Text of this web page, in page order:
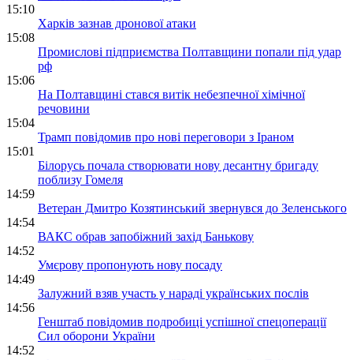
15:10
Харків зазнав дронової атаки
15:08
Промислові підприємства Полтавщини попали під удар
рф
15:06
На Полтавщині стався витік небезпечної хімічної
речовини
15:04
Трамп повідомив про нові переговори з Іраном
15:01
Білорусь почала створювати нову десантну бригаду
поблизу Гомеля
14:59
Ветеран Дмитро Козятинський звернувся до Зеленського
14:54
ВАКС обрав запобіжний захід Банькову
14:52
Умєрову пропонують нову посаду
14:49
Залужний взяв участь у нараді українських послів
14:56
Генштаб повідомив подробиці успішної спецоперації
Сил оборони України
14:52